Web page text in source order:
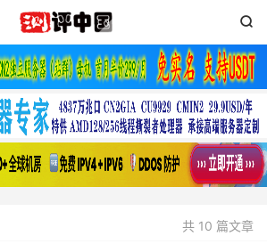

共 10 篇文章